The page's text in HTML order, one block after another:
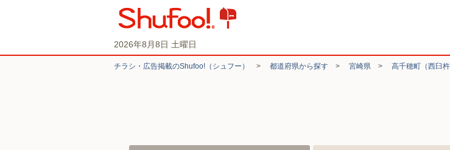
2026年8月8日 土曜日
チラシ・​広告掲載の​Shufoo!​（シュフー） > 都道府県から探す > 宮崎県 > 高千穂町（西臼杵